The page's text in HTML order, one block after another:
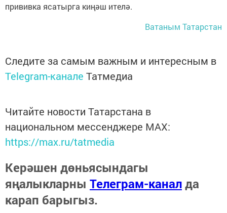
прививка ясатырга киңәш ителә.
Ватаным Татарстан
Следите за самым важным и интересным в
Telegram-канале Татмедиа
Читайте новости Татарстана в
национальном мессенджере MАХ:
https://max.ru/tatmedia
Керәшен дөньясындагы
яңалыкларны Телеграм-каналда
карап барыгыз.